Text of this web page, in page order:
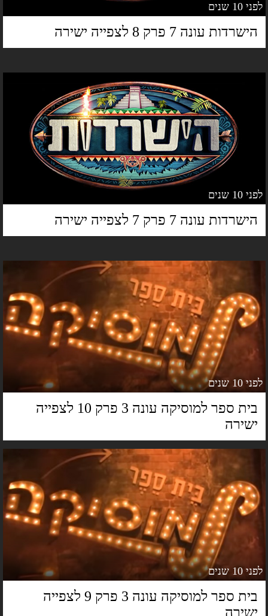
שנים
עונה 7 פרק 8 לצפייה ישירה
שנים
עונה 7 פרק 7 לצפייה ישירה
שנים
בית ספר למוסיקה עונה 3 פרק 10 לצפייה
שנים
בית ספר למוסיקה עונה 3 פרק 9 לצפייה